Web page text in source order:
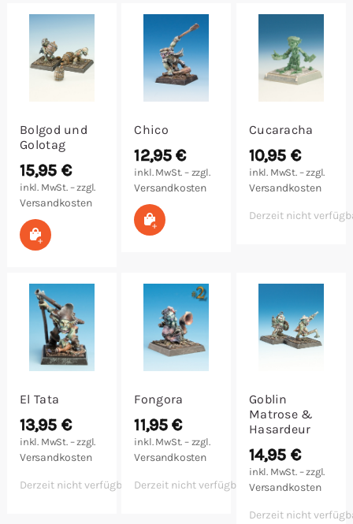
Malen/Modellbau
Rollenspiele
Sammelkartenspiele
Spielzubehör
Tabletop
Würfel
Bolgod und
Golotag
15,95 €
inkl. MwSt. – zzgl.
Versandkosten
In den Warenkorb
Chico
12,95€
inkl. MwSt. – zzgl.
Versandkosten
In den Warenkorb
Cucaracha
10,95 €
inkl. MwSt. – zzgl.
Versandkosten
Derzeit nicht
El Tata
13,95 €
inkl. MwSt. – zzgl.
Versandkosten
Derzeit nicht verfügbar
Fongora
11,95€
inkl. MwSt. – zzgl.
Versandkosten
Derzeit nicht verfügbar
Goblin
Matrose &
Hasardeur
14,95 €
inkl. MwSt. – zzgl.
Versandkosten
Derzeit nicht